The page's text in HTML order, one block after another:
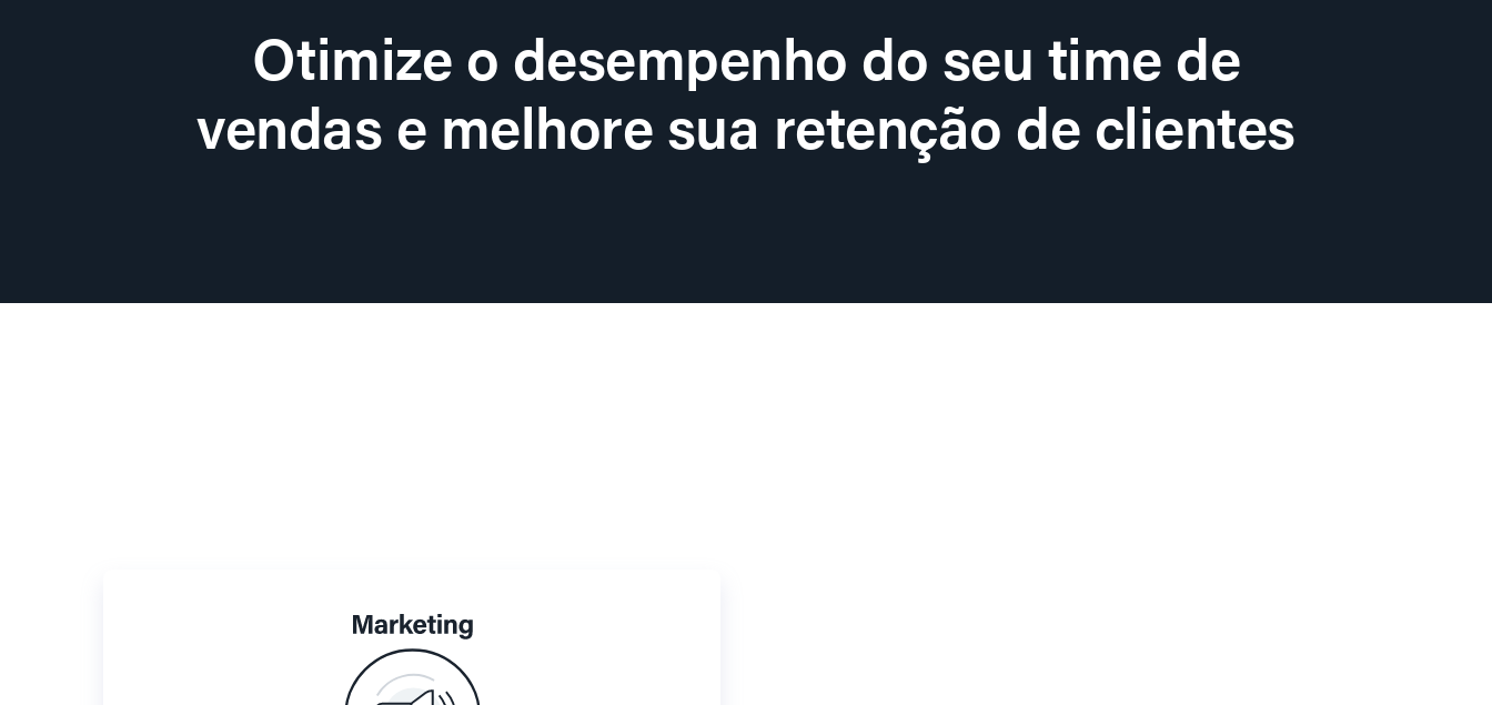
Otimize o desempenho do seu time de
vendas e melhore sua retenção de clientes